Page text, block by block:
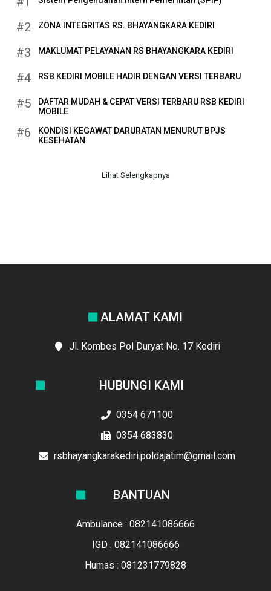
#2 ZONA INTEGRITAS RS. BHAYANGKARA KEDIRI
#3 MAKLUMAT PELAYANAN RS BHAYANGKARA KEDIRI
#4 RSB KEDIRI MOBILE HADIR DENGAN VERSI TERBARU
#5
DAFTAR MUDAH & CEPAT VERSI TERBARU RSB KEDIRI
MOBILE
#6
KONDISI KEGAWAT DARURATAN MENURUT BPJS
KESEHATAN
Lihat Selengkapnya
ALAMAT KAMI
Jl. Kombes Pol Duryat No. 17 Kediri
HUBUNGI KAMI
0354 671100
0354 683830
rsbhayangkarakediri.poldajatim@gmail.com
BANTUAN
Ambulance : 082141086666
IGD : 082141086666
Humas : 081231779828